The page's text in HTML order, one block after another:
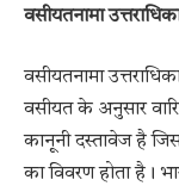
वसीयतनामा
वसीयतनामा
वसीयत के अनुसार
कानूनी दस्तावेज है
का विवरण होता है।